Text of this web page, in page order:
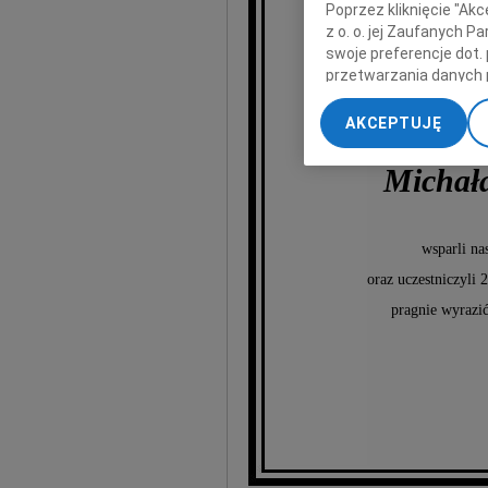
wsparli
oraz uczestniczyli
pragnie
Poprzez kliknięcie
z o. o. jej Zaufanych
swoje preferencje dot.
przetwarzania danych
„Ustawienia
My, nasi Zaufani
dokładnych danych
Przechowywanie
AKCEPTUJĘ